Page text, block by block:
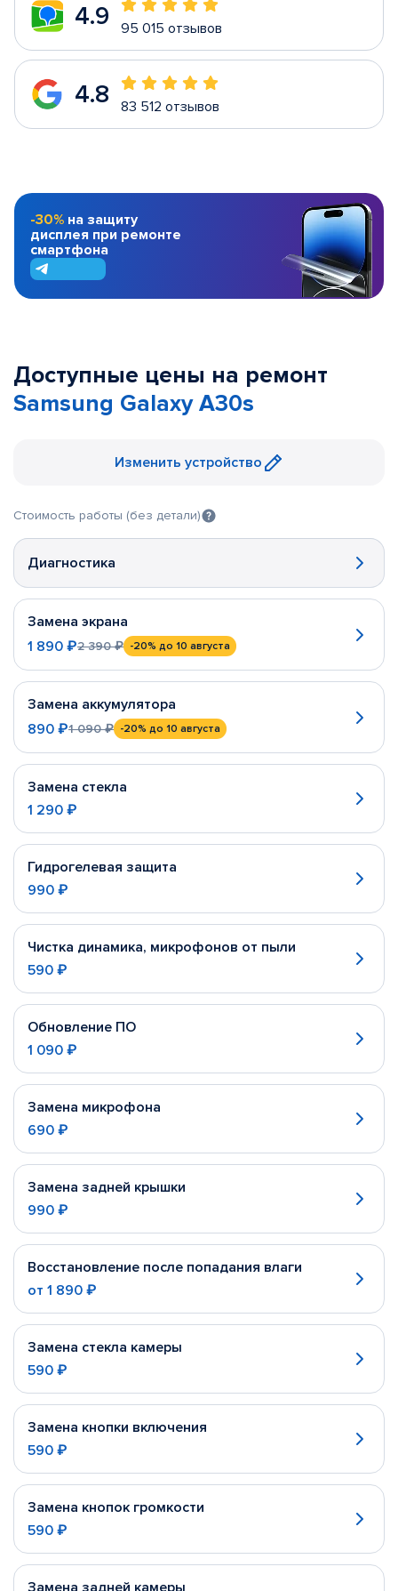
4.9 95 015 отзывов
4.8 83 512 отзывов
-30% на защиту
дисплея при ремонте
смартфона
Доступные цены на ремонт
Samsung Galaxy A30s
Изменить устройство
Стоимость работы (без детали)
Диагностика
Замена экрана
1 890 ₽2 390 ₽ -20% до 10 августа
Замена аккумулятора
890 ₽1 090 ₽ -20% до 10 августа
Замена стекла
1 290 ₽
Гидрогелевая защита
990 ₽
Чистка динамика, микрофонов от пыли
590 ₽
Обновление ПО
1 090 ₽
Замена микрофона
690 ₽
Замена задней крышки
990 ₽
Восстановление после попадания влаги
от 1 890 ₽
Замена стекла камеры
590 ₽
Замена кнопки включения
590 ₽
Замена кнопок громкости
590 ₽
Замена задней камеры